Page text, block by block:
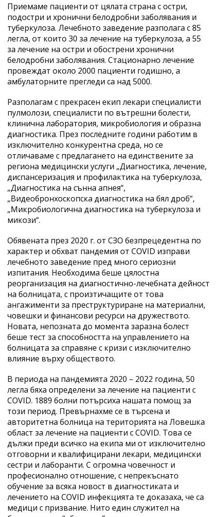
Приемаме пациенти от цялата страна с остри,
подостри и хронични белодробни заболявания и
туберкулоза. Лечебното заведение разполага с 85
легла, от които 30 за лечение на туберкулоза, а 55
за лечение на остри и обострени хронични
белодробни заболявания. Стационарно лечение
провеждат около 2000 пациенти годишно, а
амбулаторните прегледи са над 5000.
Разполагам с прекрасен екип лекари специалисти
пулмолози, специалисти по вътрешни болести,
клинична лаборатория, микробиология и образна
диагностика. През последните години работим в
изключително конкурентна среда, но се
отличаваме с предлагането на единствените за
региона медицински услуги „Диагностика, лечение,
диспансеризация и профилактика на туберкулоза,
„Диагностика на сънна апнея“,
„Видеобронхоскопска диагностика на бял дроб“,
„Микробиологична диагностика на туберкулоза и
микози“.
Обявената през 2020 г. от СЗО безпрецедентна по
характер и обхват пандемия от COVID изправи
лечебното заведение пред много сериозни
изпитания. Необходима беше цялостна
реорганизация на диагностично-лечебната дейност
на болницата, с произтичащите от това
ангажименти за преструктуриране на материални,
човешки и финансови ресурси на дружеството.
Новата, непозната до момента заразна болест
беше тест за способността на управлението на
болницата за справяне с кризи с изключително
влияние върху обществото.
В периода на пандемията 2020 – 2022 година, 50
легла бяха определени за лечение на пациенти с
COVID. 1889 болни потърсиха нашата помощ за
този период. Превърнахме се в търсена и
авторитетна болница на територията на Ловешка
област за лечение на пациенти с COVID. Това се
дължи преди всичко на екипа ми от изключително
отговорни и квалифицирани лекари, медицински
сестри и лаборанти. С огромна човечност и
професионално отношение, с непрекъснато
обучение за всяка новост в диагностиката и
лечението на COVID инфекцията те доказаха, че са
медици с призвание. Нито един служител на